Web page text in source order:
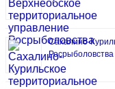
Сахалино-
Росрыболовства